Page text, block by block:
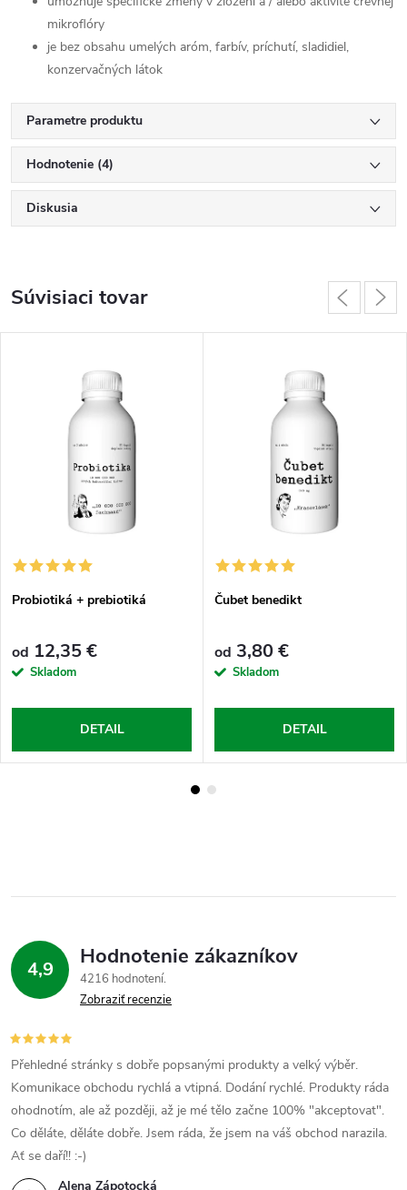
mikroflóry
je bez obsahu umelých aróm, farbív, príchutí, sladidiel,
konzervačných látok
Parametre produktu
Hodnotenie (4)
Diskusia
Súvisiaci tovar
Probiotiká + prebiotiká
od 12,35 €
Skladom
DETAIL
Čubet benedikt
od 3,80 €
Skladom
DETAIL
4,9 Hodnotenie zákazníkov
4216 hodnotení
Zobraziť recenzie
Alena Zápotocká
Přehledné stránky s dobře popsanými produkty a velký výběr.
Komunikace obchodu rychlá a vtipná. Dodání rychlé. Produkty ráda
ohodnotím, ale až později, až je mé tělo začne 100% "akceptovat".
Co děláte, děláte dobře. Jsem ráda, že jsem na váš obchod narazila.
Ať se daří!! :-)